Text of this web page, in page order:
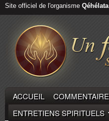
Site officiel de l'organisme Qéhélata
ACCUEIL
ENTRETIENS SPIRITUELS